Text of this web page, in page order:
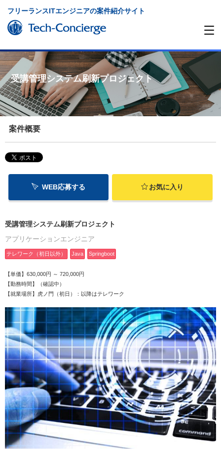
フリーランスITエンジニアの案件紹介サイト
受講管理システム刷新プロジェクト
案件概要
WEB応募する お気に入り
受講管理システム刷新プロジェクト
アプリケーションエンジニア
テレワーク（初日以外） Java Springboot
【単価】630,000円 ～ 720,000円
【勤務時間】（確認中）
【就業場所】虎ノ門（初日）：以降はテレワーク